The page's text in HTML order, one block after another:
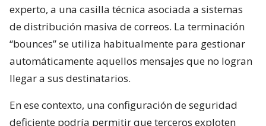
experto, a una casilla técnica asociada a sistemas
de distribución masiva de correos. La terminación
“bounces” se utiliza habitualmente para gestionar
automáticamente aquellos mensajes que no logran
llegar a sus destinatarios.
En ese contexto, una configuración de seguridad
deficiente podría permitir que terceros exploten